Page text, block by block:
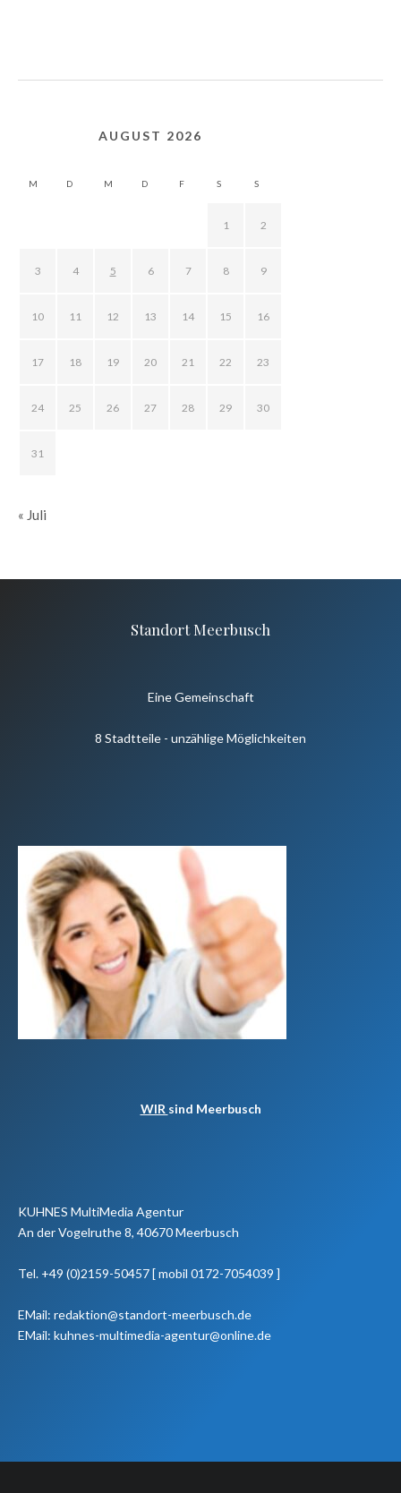
AUGUST 2026
M D M D F S S
1 2
3 4 5 6 7 8 9
10 11 12 13 14 15 16
17 18 19 20 21 22 23
24 25 26 27 28 29 30
31
« Juli
Standort Meerbusch
Eine Gemeinschaft
8 Stadtteile - unzählige Möglichkeiten
WIR sind Meerbusch
KUHNES MultiMedia Agentur
An der Vogelruthe 8, 40670 Meerbusch
Tel. +49 (0)2159-50457 [ mobil 0172-7054039 ]
EMail: redaktion@standort-meerbusch.de
EMail: kuhnes-multimedia-agentur@online.de